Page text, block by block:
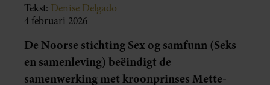
Tekst: Denise Delgado
4 februari 2026
De Noorse stichting Sex og samfunn (Seks
en samenleving) beëindigt de
samenwerking met kroonprinses Mette-